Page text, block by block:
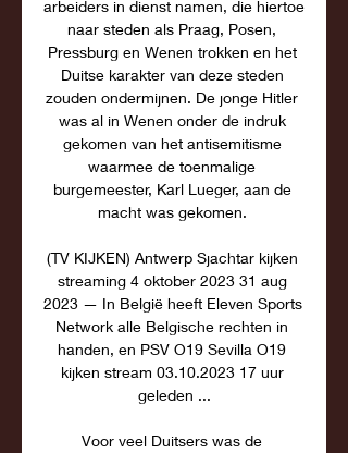
arbeiders in dienst namen, die hiertoe
naar steden als Praag, Posen,
Pressburg en Wenen trokken en het
Duitse karakter van deze steden
zouden ondermijnen. De jonge Hitler
was al in Wenen onder de indruk
gekomen van het antisemitisme
waarmee de toenmalige
burgemeester, Karl Lueger, aan de
macht was gekomen.
(TV KIJKEN) Antwerp Sjachtar kijken
streaming 4 oktober 2023 31 aug
2023 — In België heeft Eleven Sports
Network alle Belgische rechten in
handen, en PSV O19 Sevilla O19
kijken stream 03.10.2023 17 uur
geleden ...
Voor veel Duitsers was de